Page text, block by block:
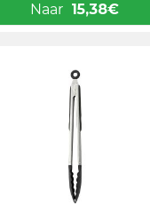
Naar 15,38€